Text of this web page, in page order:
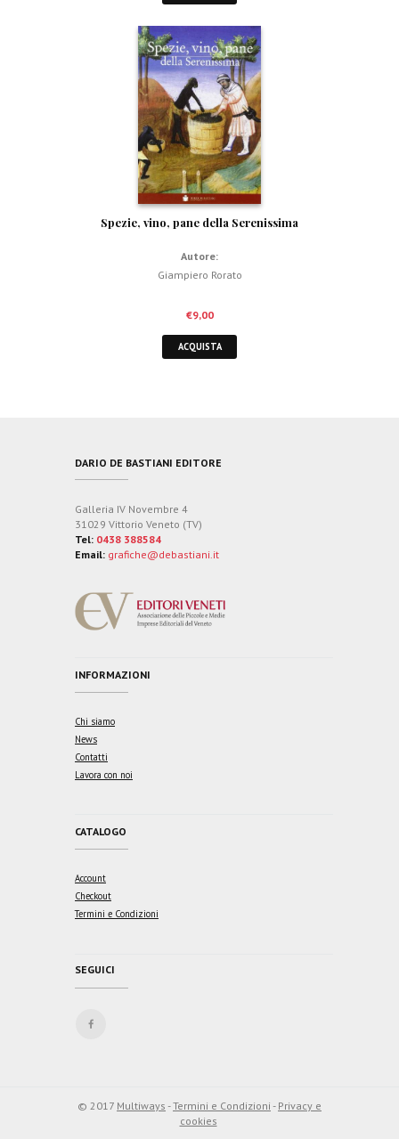
Spezie, vino, pane della Serenissima
Autore:
Giampiero Rorato
€9,00
ACQUISTA
DARIO DE BASTIANI EDITORE
Galleria IV Novembre 4
31029 Vittorio Veneto (TV)
Tel: 0438 388584
Email: grafiche@debastiani.it
INFORMAZIONI
Chi siamo
News
Contatti
Lavora con noi
CATALOGO
Account
Checkout
Termini e Condizioni
SEGUICI
© 2017 Multiways -Termini e Condizioni - Privacy e
cookies